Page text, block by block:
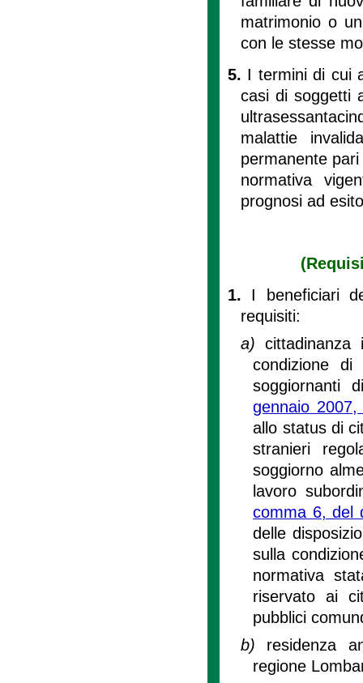
matrimonio o
con le stesse
5. I termini di cui
casi di soggetti
malattie
permanente
normativa
prognosi ad
1. I beneficiari
requisiti:
a)
condizione
soggiornanti
gennaio
allo status di
stranieri
soggiorno
lavoro
comma 6, del
delle
sulla
normativa
riservato ai
pubblici
b) residenza
regione